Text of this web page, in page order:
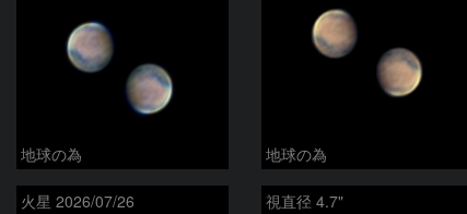
地球の為 地球の為
火星 2026/07/26 視直径 4.7"